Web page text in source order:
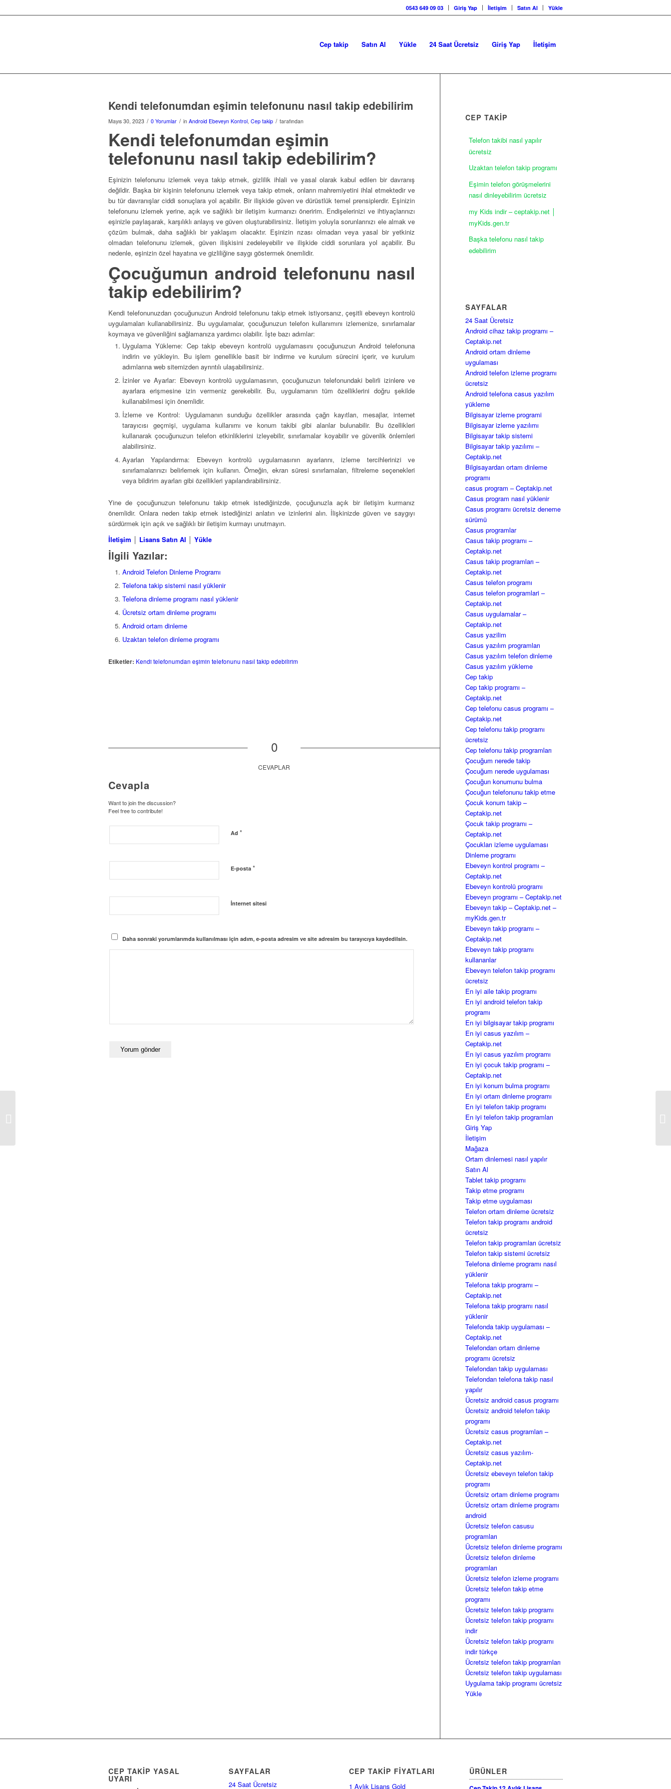
0543 649 09 03 Giriş Yap İletişim Satın Al Yükle
Cep takip Satın Al Yükle 24 Saat Ücretsiz Giriş Yap İletişim
Kendi telefonumdan eşimin telefonunu nasıl takip edebilirim
Mayıs 30, 2023 / 0 Yorumlar / in Android Ebeveyn Kontrol, Cep takip / tarafından
Kendi telefonumdan eşimin
telefonunu nasıl takip edebilirim?
Eşinizin telefonunu izlemek veya takip etmek, gizlilik ihlali ve yasal olarak kabul edilen bir davranış
değildir. Başka bir kişinin telefonunu izlemek veya takip etmek, onların mahremiyetini ihlal etmektedir ve
bu tür davranışlar ciddi sonuçlara yol açabilir. Bir ilişkide güven ve dürüstlük temel prensiplerdir. Eşinizin
telefonunu izlemek yerine, açık ve sağlıklı bir iletişim kurmanızı öneririm. Endişelerinizi ve ihtiyaçlarınızı
eşinizle paylaşarak, karşılıklı anlayış ve güven oluşturabilirsiniz. İletişim yoluyla sorunlarınızı ele almak ve
çözüm bulmak, daha sağlıklı bir yaklaşım olacaktır. Eşinizin rızası olmadan veya yasal bir yetkiniz
olmadan telefonunu izlemek, güven ilişkisini zedeleyebilir ve ilişkide ciddi sorunlara yol açabilir. Bu
nedenle, eşinizin özel hayatına ve gizliliğine saygı göstermek önemlidir.
Çocuğumun android telefonunu nasıl
takip edebilirim?
Kendi telefonunuzdan çocuğunuzun Android telefonunu takip etmek istiyorsanız, çeşitli ebeveyn kontrolü
uygulamaları kullanabilirsiniz. Bu uygulamalar, çocuğunuzun telefon kullanımını izlemenize, sınırlamalar
koymaya ve güvenliğini sağlamanıza yardımcı olabilir. İşte bazı adımlar:
Uygulama Yükleme: Cep takip ebeveyn kontrolü uygulamasını çocuğunuzun Android telefonuna
indirin ve yükleyin. Bu işlem genellikle basit bir indirme ve kurulum sürecini içerir, ve kurulum
adımlarına web sitemizden ayrıntılı ulaşabilirsiniz.
İzinler ve Ayarlar: Ebeveyn kontrolü uygulamasının, çocuğunuzun telefonundaki belirli izinlere ve
ayarlara erişmesine izin vermeniz gerekebilir. Bu, uygulamanın tüm özelliklerini doğru şekilde
kullanabilmesi için önemlidir.
İzleme ve Kontrol: Uygulamanın sunduğu özellikler arasında çağrı kayıtları, mesajlar, internet
tarayıcısı geçmişi, uygulama kullanımı ve konum takibi gibi alanlar bulunabilir. Bu özellikleri
kullanarak çocuğunuzun telefon etkinliklerini izleyebilir, sınırlamalar koyabilir ve güvenlik önlemleri
alabilirsiniz.
Ayarları Yapılandırma: Ebeveyn kontrolü uygulamasının ayarlarını, izleme tercihlerinizi ve
sınırlamalarınızı belirlemek için kullanın. Örneğin, ekran süresi sınırlamaları, filtreleme seçenekleri
veya bildirim ayarları gibi özellikleri yapılandırabilirsiniz.
Yine de çocuğunuzun telefonunu takip etmek istediğinizde, çocuğunuzla açık bir iletişim kurmanız
önemlidir. Onlara neden takip etmek istediğinizi anlatın ve izinlerini alın. İlişkinizde güven ve saygıyı
sürdürmek için açık ve sağlıklı bir iletişim kurmayı unutmayın.
İletişim │ Lisans Satın Al │ Yükle
İlgili Yazılar:
Android Telefon Dinleme Programı
Telefona takip sistemi nasıl yüklenir
Telefona dinleme programı nasıl yüklenir
Ücretsiz ortam dinleme programı
Android ortam dinleme
Uzaktan telefon dinleme programı
Etiketler: Kendi telefonumdan eşimin telefonunu nasıl takip edebilirim
0
CEVAPLAR
Cevapla
Want to join the discussion?
Feel free to contribute!
Ad *
E-posta *
İnternet sitesi
Daha sonraki yorumlarımda kullanılması için adım, e-posta adresim ve site adresim bu tarayıcıya kaydedilsin.
CEP TAKİP
Telefon takibi nasıl yapılır
ücretsiz
Uzaktan telefon takip programı
Eşimin telefon görüşmelerini
nasıl dinleyebilirim ücretsiz
my Kids indir – ceptakip.net │
myKids.gen.tr
Başka telefonu nasıl takip
edebilirim
SAYFALAR
24 Saat Ücretsiz
Android cihaz takip programı –
Ceptakip.net
Android ortam dinleme
uygulaması
Android telefon izleme programı
ücretsiz
Android telefona casus yazılım
yükleme
Bilgisayar izleme programi
Bilgisayar izleme yazılımı
Bilgisayar takip sistemi
Bilgisayar takip yazılımı –
Ceptakip.net
Bilgisayardan ortam dinleme
programı
casus program – Ceptakip.net
Casus program nasıl yüklenir
Casus programı ücretsiz deneme
sürümü
Casus programlar
Casus takip programı –
Ceptakip.net
Casus takip programları –
Ceptakip.net
Casus telefon programı
Casus telefon programlari –
Ceptakip.net
Casus uygulamalar –
Ceptakip.net
Casus yazilim
Casus yazılım programları
Casus yazılım telefon dinleme
Casus yazılım yükleme
Cep takip
Cep takip programı –
Ceptakip.net
Cep telefonu casus programı –
Ceptakip.net
Cep telefonu takip programı
ücretsiz
Cep telefonu takip programları
Çocuğum nerede takip
Çocuğum nerede uygulaması
Çocuğun konumunu bulma
Çocuğun telefonunu takip etme
Çocuk konum takip –
Ceptakip.net
Çocuk takip programı –
Ceptakip.net
Çocukları izleme uygulaması
Dinleme programı
Ebeveyn kontrol programı –
Ceptakip.net
Ebeveyn kontrolü programı
Ebeveyn programı – Ceptakip.net
Ebeveyn takip – Ceptakip.net –
myKids.gen.tr
Ebeveyn takip programı –
Ceptakip.net
Ebeveyn takip programı
kullananlar
Ebeveyn telefon takip programı
ücretsiz
En iyi aile takip programı
En iyi android telefon takip
programı
En iyi bilgisayar takip programı
En iyi casus yazılım –
Ceptakip.net
En iyi casus yazılım programı
En iyi çocuk takip programı –
Ceptakip.net
En iyi konum bulma programı
En iyi ortam dinleme programı
En iyi telefon takip programı
En iyi telefon takip programları
Giriş Yap
İletişim
Mağaza
Ortam dinlemesi nasıl yapılır
Satın Al
Tablet takip programı
Takip etme programı
Takip etme uygulaması
Telefon ortam dinleme ücretsiz
Telefon takip programı android
ücretsiz
Telefon takip programları ücretsiz
Telefon takip sistemi ücretsiz
Telefona dinleme programı nasıl
yüklenir
Telefona takip programı –
Ceptakip.net
Telefona takip programı nasıl
yüklenir
Telefonda takip uygulaması –
Ceptakip.net
Telefondan ortam dinleme
programı ücretsiz
Telefondan takip uygulaması
Telefondan telefona takip nasıl
yapılır
Ücretsiz android casus programı
Ücretsiz android telefon takip
programı
Ücretsiz casus programları –
Ceptakip.net
Ücretsiz casus yazılım-
Ceptakip.net
Ücretsiz ebeveyn telefon takip
programı
Ücretsiz ortam dinleme programı
Ücretsiz ortam dinleme programı
android
Ücretsiz telefon casusu
programları
Ücretsiz telefon dinleme programı
Ücretsiz telefon dinleme
programları
Ücretsiz telefon izleme programı
Ücretsiz telefon takip etme
programı
Ücretsiz telefon takip programı
Ücretsiz telefon takip programı
indir
Ücretsiz telefon takip programı
indir türkçe
Ücretsiz telefon takip programları
Ücretsiz telefon takip uygulaması
Uygulama takip programı ücretsiz
Yükle
CEP TAKİP YASAL
UYARI
SAYFALAR
24 Saat Ücretsiz
CEP TAKİP FİYATLARI
1 Aylık Lisans Gold
ÜRÜNLER